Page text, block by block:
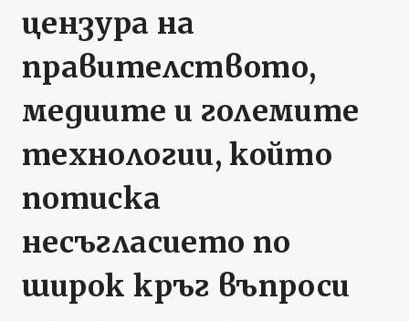
цензура на
правителството,
медиите и големите
технологии, който
потиска
несъгласието по
широк кръг въпроси